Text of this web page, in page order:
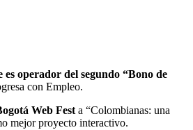
operador del segundo “Bono de
con Empleo.
Web Festa “Colombianas: una
mejor proyecto interactivo.